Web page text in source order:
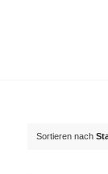
Sortieren nach